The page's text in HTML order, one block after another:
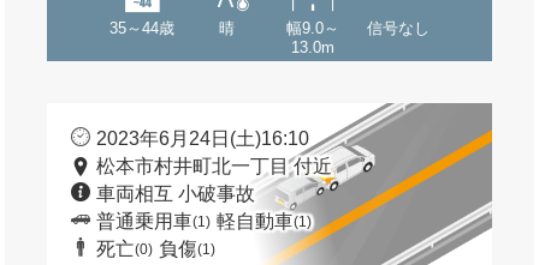
35～44歳 晴
幅9.0～
13.0m
信号なし
2023年6月24日(土)16:10
松本市村井町北一丁目 付近
車両相互 小破事故
普通乗用車(1) 軽自動車(1)
死亡(0) 負傷(1)